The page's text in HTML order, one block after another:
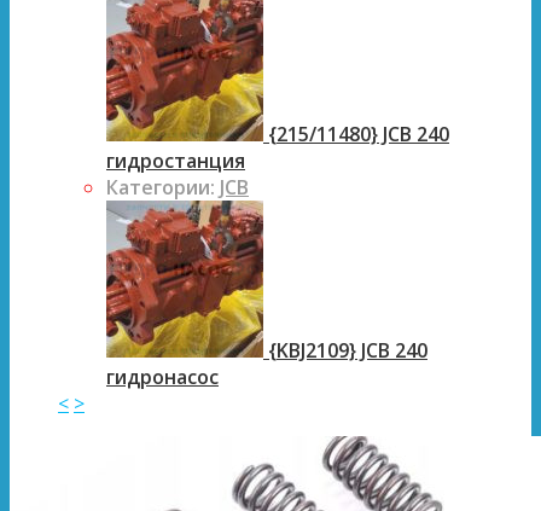
{215/11480} JCB 240
гидростанция
Категории: JCB
{KBJ2109} JCB 240
гидронасос
< >